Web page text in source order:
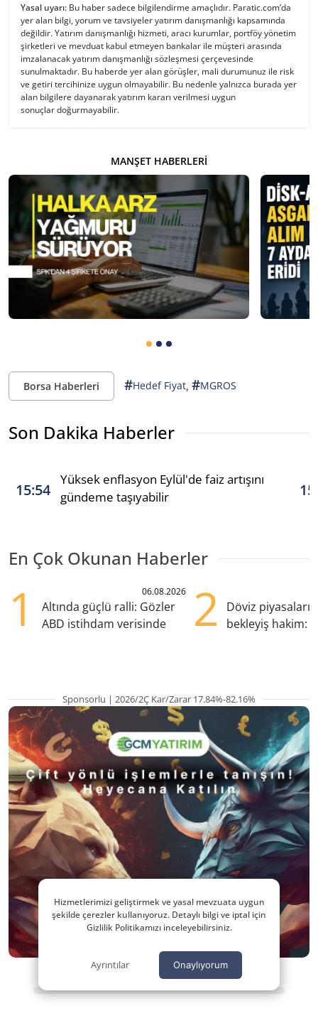
Yasal uyarı: Bu haber sadece bilgilendirme amaçlıdır. Paratic.com’da
yer alan bilgi, yorum ve tavsiyeler yatırım danışmanlığı kapsamında
değildir. Yatırım danışmanlığı hizmeti, aracı kurumlar, portföy yönetim
şirketleri ve mevduat kabul etmeyen bankalar ile müşteri arasında
imzalanacak yatırım danışmanlığı sözleşmesi çerçevesinde
sunulmaktadır. Bu haberde yer alan görüşler, mali durumunuz ile risk
ve getiri tercihinize uygun olmayabilir. Bu nedenle yalnızca burada yer
alan bilgilere dayanarak yatırım kararı verilmesi uygun
sonuçlar doğurmayabilir.
MANŞET HABERLERI
Borsa Haberleri #Hedef Fiyat, #MGROS
Son Dakika Haberler
15:54
Yüksek enflasyon Eylül'de faiz artışını
gündeme taşıyabilir
En Çok Okunan Haberler
1 06.08.2026
Altında güçlü ralli: Gözler
ABD istihdam verisinde
2
Döviz
bekleyiş hakim:
Sponsorlu | 2026/2Ç Kar/Zarar 17.84%-82.16%
Hizmetlerimizi geliştirmek ve yasal mevzuata uygun
şekilde çerezler kullanıyoruz. Detaylı bilgi ve iptal için
Gizlilik Politikamızı inceleyebilirsiniz.
Ayrıntılar Onaylıyorum